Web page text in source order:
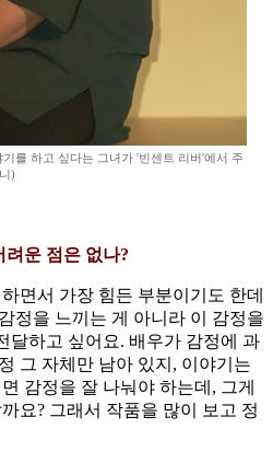
를 하고 싶다는 그녀가 '빈센트 리버'에서 주
)
려운 점은 없나?
면서 가장 힘든 부분이기도 한데
정을 느끼는 게 아니라 이 감정을
달하고 싶어요. 배우가 감정에 과
그 자체만 남아 있지, 이야기는
감정을 잘 나눠야 하는데, 그게
요? 그래서 작품을 많이 보고 정